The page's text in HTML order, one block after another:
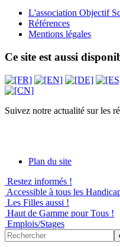
L'association Objectif
Références
Mentions légales
Ce site est aussi
Suivez notre actualité sur les
Plan du site
Restez informés !
Accessible à tous les
Les Filles aussi !
Haut de Gamme pour Tous !
Emplois/Stages